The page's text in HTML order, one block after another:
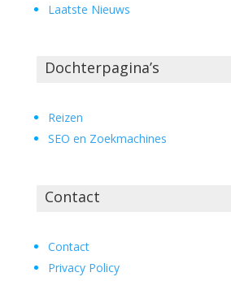
Laatste Nieuws
Dochterpagina’s
Reizen
SEO en Zoekmachines
Contact
Contact
Privacy Policy